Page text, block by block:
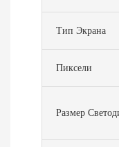
Тип Экрана
Пиксели
Размер